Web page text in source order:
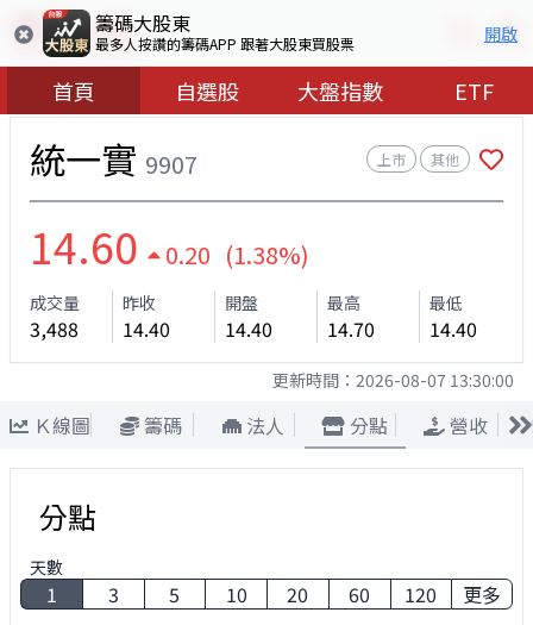
籌碼大股東
最多人按讚的籌碼APP 跟著大股東買股票 開啟
首頁 自選股 大盤指數 ETF
統一實 9907 上市 其他
14.60 0.20 (1.38%)
成交量
3,488
昨收
14.40
開盤
14.40
最高
14.70
最低
14.40
更新時間： 2026-08-07 13:30:00
Ｋ線圖 籌碼 法人 分點 營收
分點
天數
1 3 5 10 20 60 120 更多